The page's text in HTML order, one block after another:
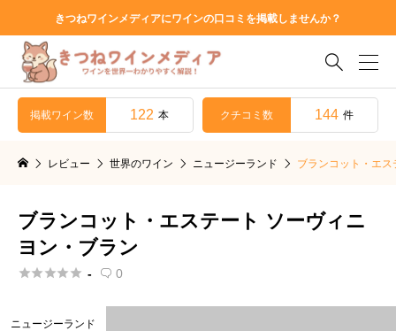
きつねワインメディアにワインの口コミを掲載しませんか？

掲載ワイン数 122 本 クチコミ数 144 件
レビュー 世界のワイン ニュージーランド ブランコット・エ
ブランコット・エステート ソーヴィニ
ヨン・ブラン
 -  0
ニュージーランド